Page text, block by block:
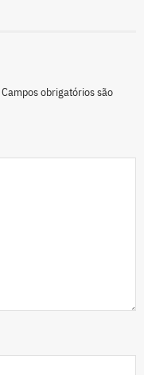
Campos obrigatórios são